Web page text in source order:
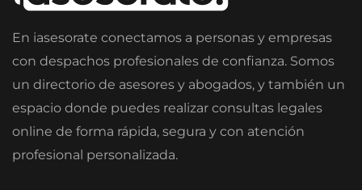
En iasesorate conectamos a personas y empresas
con despachos profesionales de confianza. Somos
un directorio de asesores y abogados, y también un
espacio donde puedes realizar consultas legales
online de forma rápida, segura y con atención
profesional personalizada.